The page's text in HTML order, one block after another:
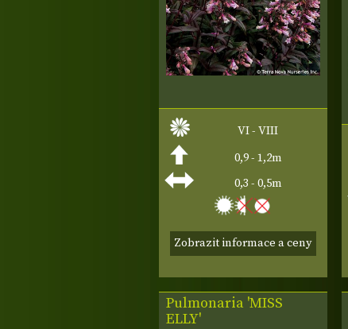
VI - VIII
0,9 - 1,2m
0,3 - 0,5m
Zobrazit informace a ceny
Pulmonaria 'MISS
ELLY'